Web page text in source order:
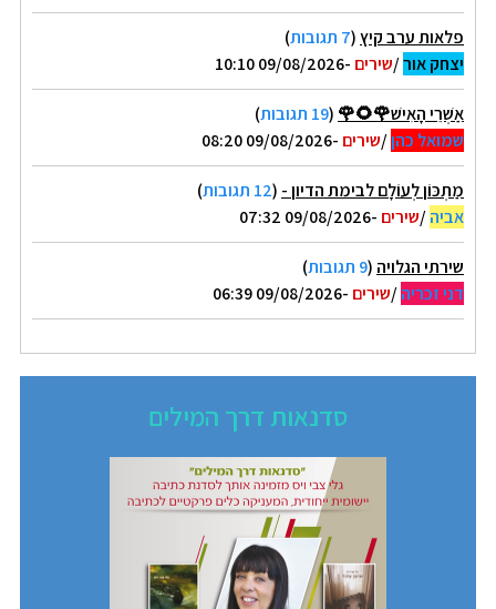
פלאות ערב קיץ(7 תגובות
)
יצחק אור/שירים -09/08/2026 10:10
אַשְׁרֵי הָאִישׁ🌹🌻🌹 (19 תגובות
)
שמואל כהן/שירים -09/08/2026 08:20
מַתְכּוֹן לְעוֹלָם לבימת הדיון - (12 תגובות
)
אביה/שירים -09/08/2026 07:32
שירתי הגלויה (9 תגובות
)
דני זכריה/שירים -09/08/2026 06:39
סדנאות דרך המילים